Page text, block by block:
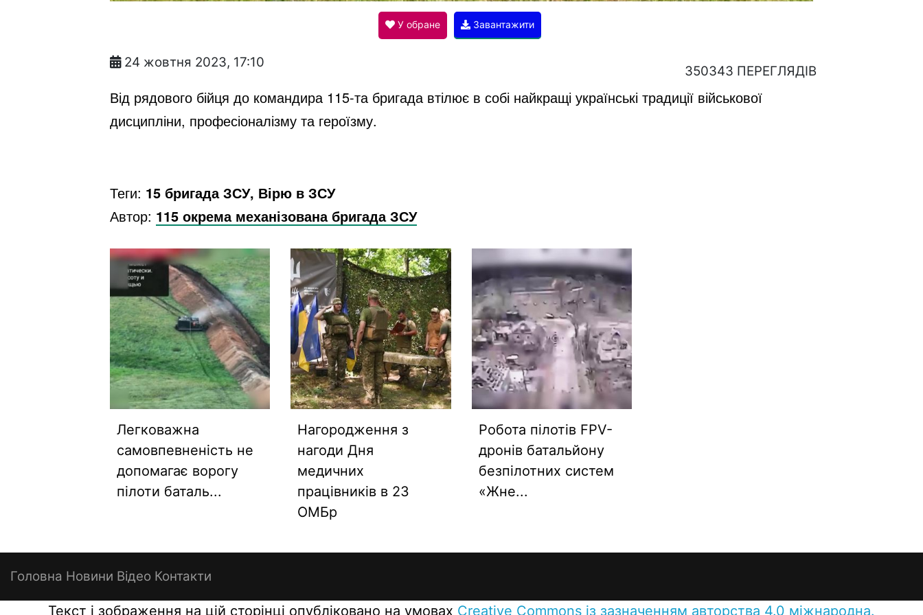
V
У обране Завантажити
24 жовтня 2023, 17:10
350343 ПЕРЕГЛЯДІВ
Від рядового бійця до командира 115-та бригада втілює в собі найкращі українські традиції військової
дисципліни, професіоналізму та героїзму.
Теги: 15 бригада ЗСУ, Вірю в ЗСУ
Автор: 115 окрема механізована бригада ЗСУ
Легковажна
самовпевненість не
допомагає ворогу
пілоти баталь...
Нагородження з
нагоди Дня
медичних
працівників в 23
ОМБр
Робота пілотів FPV-
дронів батальйону
безпілотних систем
«Жне...
Головна Новини Відео Контакти
Текст і зображення на цій сторінці опубліковано на умовах Creative Commons із зазначенням авторства 4.0 міжнародна.